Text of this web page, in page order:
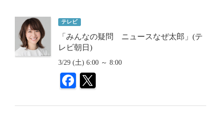
テレビ
「みんなの疑問 ニュースなぜ太郎」(テ
レビ朝日)
3/29 (土) 6:00 ～ 8:00